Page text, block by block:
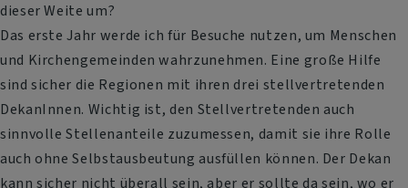
dieser Weite um?
Das erste Jahr werde ich für Besuche nutzen, um Menschen
und Kirchengemeinden wahrzunehmen. Eine große Hilfe
sind sicher die Regionen mit ihren drei stellvertretenden
DekanInnen. Wichtig ist, den Stellvertretenden auch
sinnvolle Stellenanteile zuzumessen, damit sie ihre Rolle
auch ohne Selbstausbeutung ausfüllen können. Der Dekan
kann sicher nicht überall sein, aber er sollte da sein, wo er